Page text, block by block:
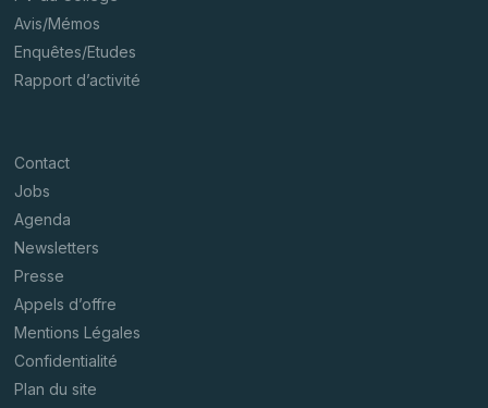
Avis/Mémos
Enquêtes/Etudes
Rapport d’activité
Contact
Jobs
Agenda
Newsletters
Presse
Appels d’offre
Mentions Légales
Confidentialité
Plan du site